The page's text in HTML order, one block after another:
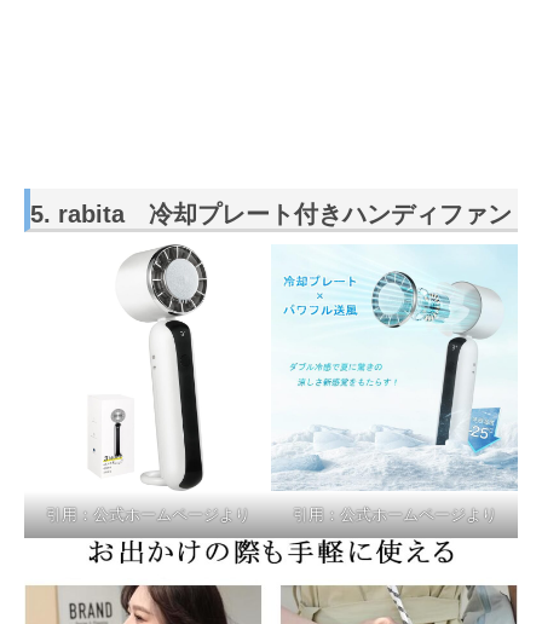
5. rabita 冷却プレート付きハンディファン
引用：公式ホームページより 引用：公式ホームページより